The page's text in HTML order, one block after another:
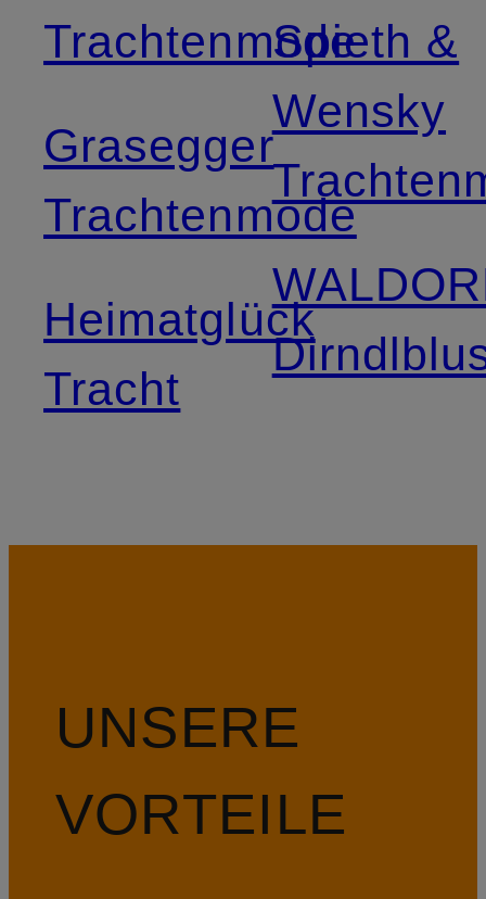
Trachtenmode
Grasegger
Trachtenmode
Heimatglück
Tracht
Spieth &
Wensky
UNSERE
VORTEILE